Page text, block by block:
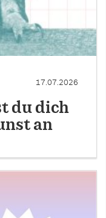
17.07.2026
du dich
an